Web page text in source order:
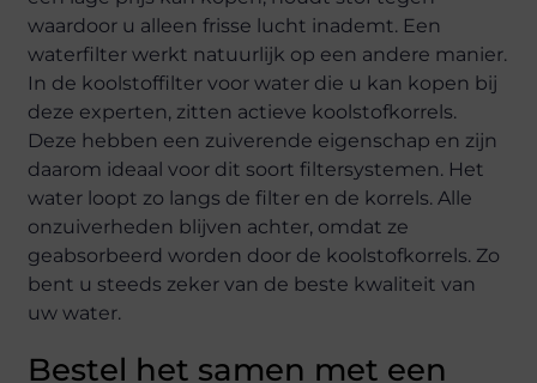
waardoor u alleen frisse lucht inademt. Een
waterfilter werkt natuurlijk op een andere manier.
In de koolstoffilter voor water die u kan kopen bij
deze experten, zitten actieve koolstofkorrels.
Deze hebben een zuiverende eigenschap en zijn
daarom ideaal voor dit soort filtersystemen. Het
water loopt zo langs de filter en de korrels. Alle
onzuiverheden blijven achter, omdat ze
geabsorbeerd worden door de koolstofkorrels. Zo
bent u steeds zeker van de beste kwaliteit van
uw water.
Bestel het samen met een